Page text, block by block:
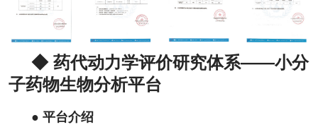
◆ 药代动力学评价研究体系——小分
子药物生物分析平台
● 平台介绍